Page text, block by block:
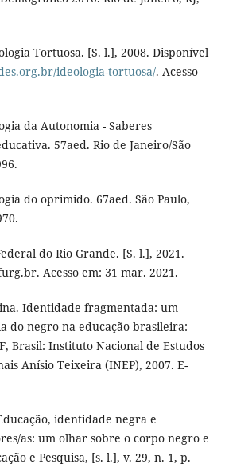
Tortuosa. [S. l.], 2008. Disponível
ideologia-tortuosa/. Acesso
da Autonomia - Saberes
57aed. Rio de Janeiro/São
do oprimido. 67aed. São Paulo,
do Rio Grande. [S. l.], 2021.
Acesso em: 31 mar. 2021.
Identidade fragmentada: um
do negro na educação brasileira:
Brasil: Instituto Nacional de Estudos
Anísio Teixeira (INEP), 2007. E-
identidade negra e
as: um olhar sobre o corpo negro e
e Pesquisa, [s. l.], v. 29, n. 1, p.